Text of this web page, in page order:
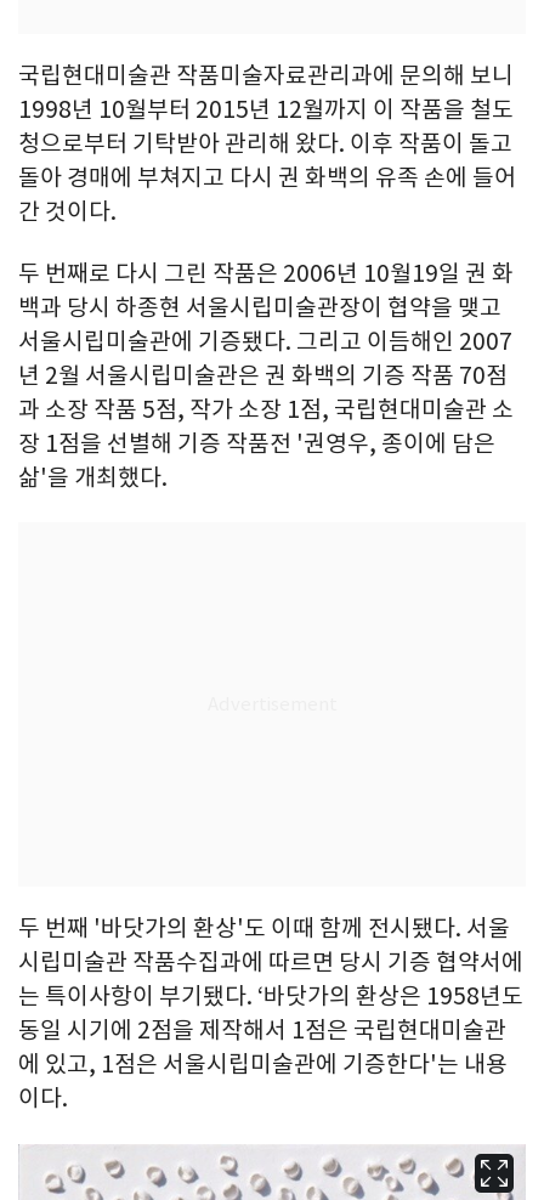
국립현대미술관 작품미술자료관리과에 문의해 보니
1998년 10월부터 2015년 12월까지 이 작품을 철도
청으로부터 기탁받아 관리해 왔다. 이후 작품이 돌고
돌아 경매에 부쳐지고 다시 권 화백의 유족 손에 들어
간 것이다.
두 번째로 다시 그린 작품은 2006년 10월19일 권 화
백과 당시 하종현 서울시립미술관장이 협약을 맺고
서울시립미술관에 기증됐다. 그리고 이듬해인 2007
년 2월 서울시립미술관은 권 화백의 기증 작품 70점
과 소장 작품 5점, 작가 소장 1점, 국립현대미술관 소
장 1점을 선별해 기증 작품전 '권영우, 종이에 담은
삶'을 개최했다.
두 번째 '바닷가의 환상'도 이때 함께 전시됐다. 서울
시립미술관 작품수집과에 따르면 당시 기증 협약서에
는 특이사항이 부기됐다. ‘바닷가의 환상은 1958년도
동일 시기에 2점을 제작해서 1점은 국립현대미술관
에 있고, 1점은 서울시립미술관에 기증한다'는 내용
이다.